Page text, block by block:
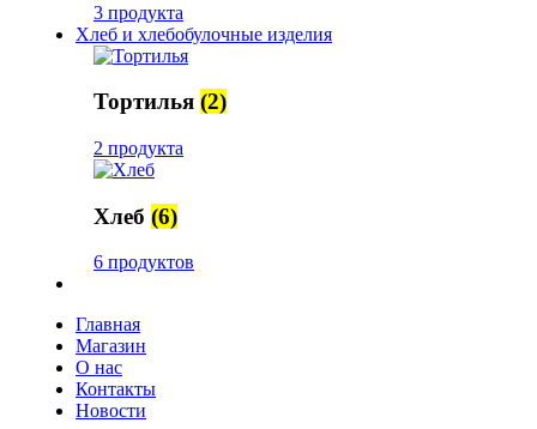
3 продукта
Хлеб и хлебобулочные изделия
Тортилья (2)
2 продукта
Хлеб (6)
6 продуктов
Главная
Магазин
О нас
Контакты
Новости